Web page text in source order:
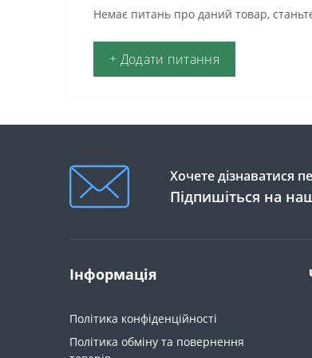
Немає питань про даний товар,
+ Додати питання
Хочете дізнаватися
Підпишіться на
Інформація
Політика конфіденційності
Політика обміну та повернення